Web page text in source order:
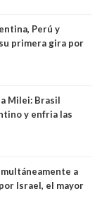
Perú y
primera gira por
Milei: Brasil
y enfria las
a
Israel, el mayor